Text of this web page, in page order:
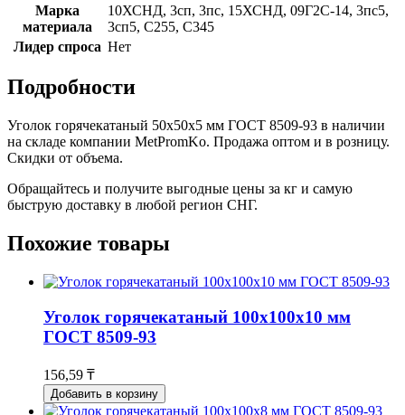
Марка
материала
10ХСНД, 3сп, 3пс, 15ХСНД, 09Г2С-14, 3пс5,
3сп5, С255, С345
Лидер спроса Нет
Подробности
Уголок горячекатаный 50x50x5 мм ГОСТ 8509-93 в наличии
на складе компании MetPromKo. Продажа оптом и в розницу.
Скидки от объема.
Обращайтесь и получите выгодные цены за кг и самую
быструю доставку в любой регион СНГ.
Похожие товары
Уголок горячекатаный 100x100x10 мм
ГОСТ 8509-93
156,59 ₸
Добавить в корзину